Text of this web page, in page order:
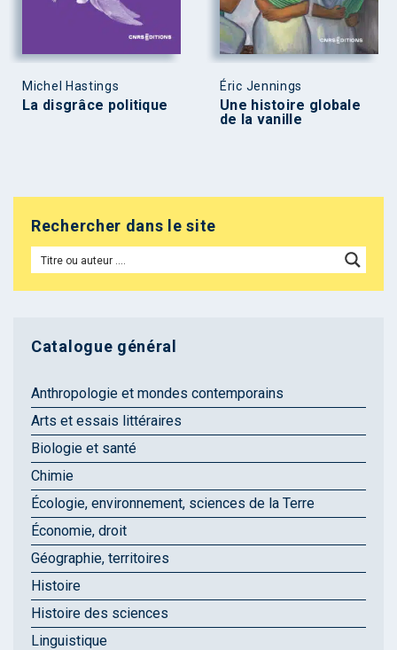
Michel Hastings
La disgrâce politique
Éric Jennings
Une histoire globale
de la vanille
Rechercher dans le site
Catalogue général
Anthropologie et mondes contemporains
Arts et essais littéraires
Biologie et santé
Chimie
Écologie, environnement, sciences de la Terre
Économie, droit
Géographie, territoires
Histoire
Histoire des sciences
Linguistique